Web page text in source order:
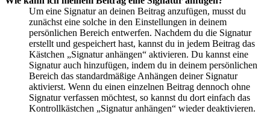
Um eine Signatur an deinen Beitrag anzufügen, musst du
zunächst eine solche in den Einstellungen in deinem
persönlichen Bereich entwerfen. Nachdem du die Signatur
erstellt und gespeichert hast, kannst du in jedem Beitrag das
Kästchen „Signatur anhängen“ aktivieren. Du kannst eine
Signatur auch hinzufügen, indem du in deinem persönlichen
Bereich das standardmäßige Anhängen deiner Signatur
aktivierst. Wenn du einen einzelnen Beitrag dennoch ohne
Signatur verfassen möchtest, so kannst du dort einfach das
Kontrollkästchen „Signatur anhängen“ wieder deaktivieren.